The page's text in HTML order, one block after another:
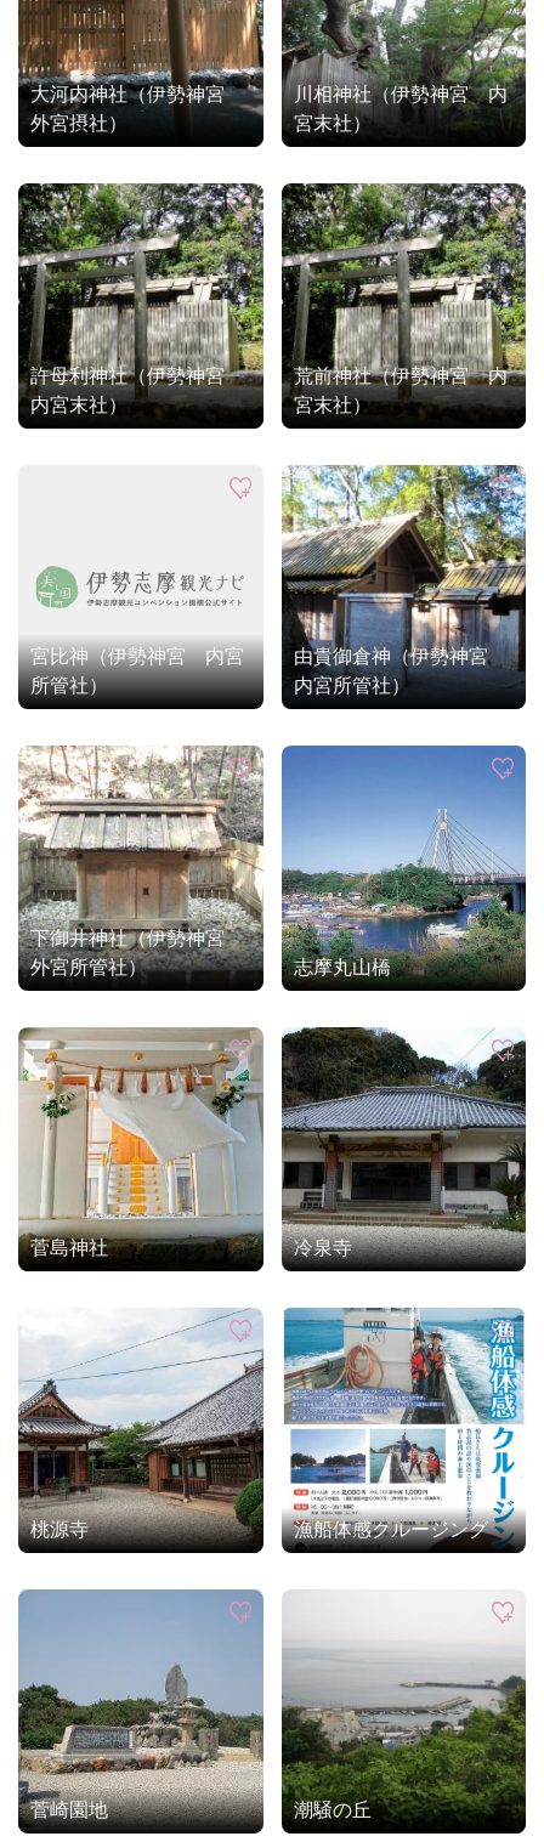
大河内神社（伊勢神宮
外宮摂社）
川相神社（伊勢神宮 内
宮末社）
許母利神社（伊勢神宮
内宮末社）
荒前神社（伊勢神宮 内
宮末社）
宮比神（伊勢神宮 内宮
所管社）
由貴御倉神（伊勢神宮
内宮所管社）
下御井神社（伊勢神宮
外宮所管社）
志摩丸山橋
菅島神社 冷泉寺
桃源寺 漁船体感クルージング
菅崎園地 潮騒の丘